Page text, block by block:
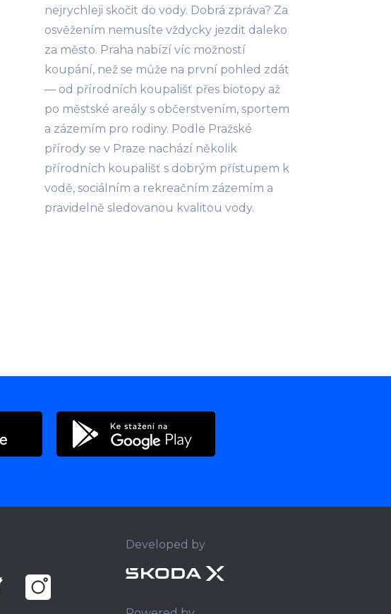
nejrychleji skočit do vody. Dobrá zpráva? Za
osvěžením nemusíte vždycky jezdit daleko
za město. Praha nabízí víc možností
koupání, než se může na první pohled zdát
— od přírodních koupališť přes biotopy až
po městské areály s občerstvením, sportem
a zázemím pro rodiny. Podle Pražské
přírody se v Praze nachází několik
přírodních koupališť s dobrým přístupem k
vodě, sociálním a rekreačním zázemím a
pravidelně sledovanou kvalitou vody.
Developed by